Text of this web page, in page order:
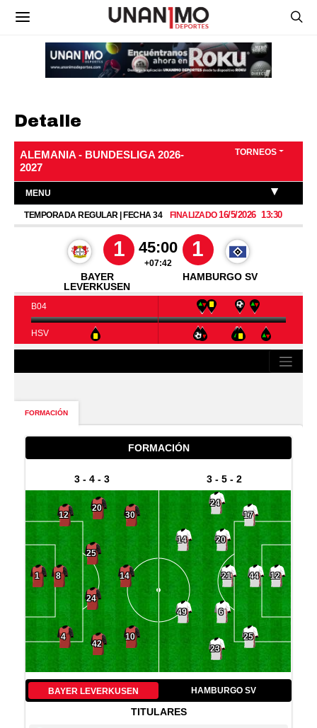
Detalle